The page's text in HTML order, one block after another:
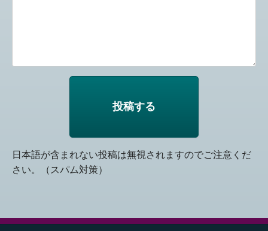
日本語が含まれない投稿は無視されますのでご注意くだ
さい。（スパム対策）